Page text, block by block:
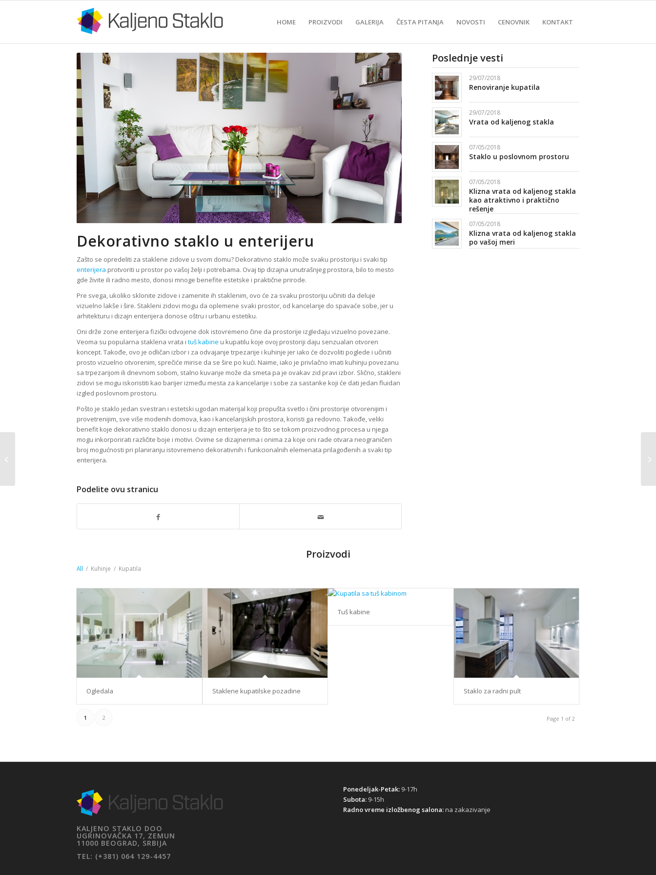
HOME PROIZVODI GALERIJA ČESTA PITANJA NOVOSTI CENOVNIK KONTAKT
Dekorativno staklo u enterijeru
Zašto se opredeliti za staklene zidove u svom domu? Dekorativno staklo može svaku prostoriju i svaki tip
enterijera protvoriti u prostor po vašoj želji i potrebama. Ovaj tip dizajna unutrašnjeg prostora, bilo to mesto
gde živite ili radno mesto, donosi mnoge benefite estetske i praktične prirode.
Pre svega, ukoliko sklonite zidove i zamenite ih staklenim, ovo će za svaku prostoriju učiniti da deluje
vizuelno lakše i šire. Stakleni zidovi mogu da oplemene svaki prostor, od kancelarije do spavaće sobe, jer u
arhitekturu i dizajn enterijera donose oštru i urbanu estetiku.
Oni drže zone enterijera fizički odvojene dok istovremeno čine da prostorije izgledaju vizuelno povezane.
Veoma su popularna staklena vrata i tuš kabine u kupatilu koje ovoj prostoriji daju senzualan otvoren
koncept. Takođe, ovo je odličan izbor i za odvajanje trpezarije i kuhinje jer iako će dozvoliti poglede i učiniti
prosto vizuelno otvorenim, sprečiće mirise da se šire po kući. Naime, iako je privlačno imati kuhinju povezanu
sa trpezarijom ili dnevnom sobom, stalno kuvanje može da smeta pa je ovakav zid pravi izbor. Slično, stakleni
zidovi se mogu iskoristiti kao barijer između mesta za kancelarije i sobe za sastanke koji će dati jedan fluidan
izgled poslovnom prostoru.
Pošto je staklo jedan svestran i estetski ugodan materijal koji propušta svetlo i čini prostorije otvorenijim i
provetrenijim, sve više modenih domova, kao i kancelarijskih prostora, koristi ga redovno. Takođe, veliki
benefit koje dekorativno staklo donosi u dizajn enterijera je to što se tokom proizvodnog procesa u njega
mogu inkorporirati različite boje i motivi. Ovime se dizajnerima i onima za koje oni rade otvara neograničen
broj mogućnosti pri planiranju istovremeno dekorativnih i funkcionalnih elemenata prilagođenih a svaki tip
enterijera.
Podelite ovu stranicu
Poslednje vesti
29/07/2018
Renoviranje kupatila
29/07/2018
Vrata od kaljenog stakla
07/05/2018
Staklo u poslovnom prostoru
07/05/2018
Klizna vrata od kaljenog stakla
kao atraktivno i praktično
rešenje
07/05/2018
Klizna vrata od kaljenog stakla
po vašoj meri
Proizvodi
All / Kuhinje / Kupatila
Ogledala Staklene kupatilske pozadine
Tuš kabine
Staklo za radni pult
Page 1 of 2
1 2
KALJENO STAKLO DOO
UGRINOVAČKA 17, ZEMUN
11000 BEOGRAD, SRBIJA
TEL: (+381) 064 129-4457
Ponedeljak-Petak: 9-17h
Subota: 9-15h
Radno vreme izložbenog salona:na zakazivanje